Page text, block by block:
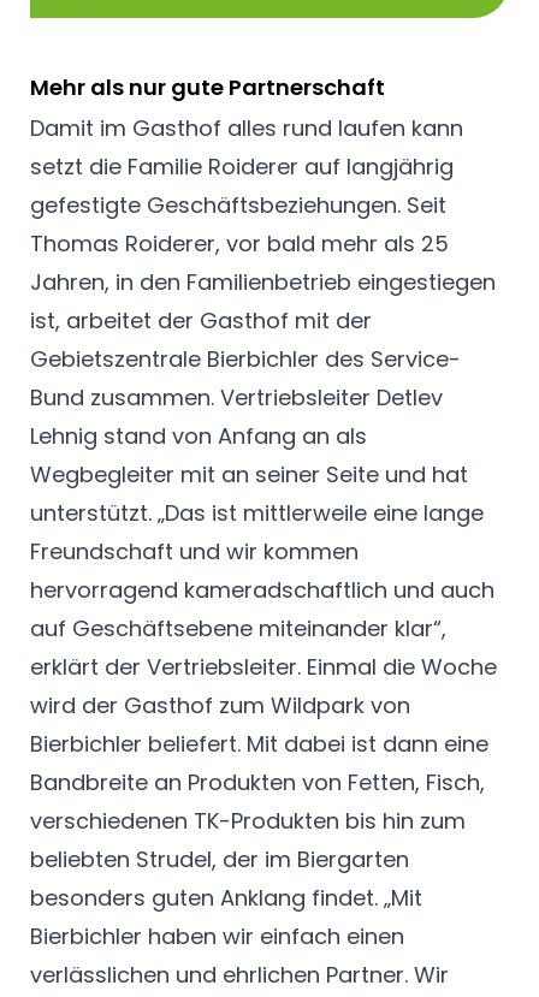
Mehr als nur gute Partnerschaft
Damit im Gasthof alles rund laufen kann
setzt die Familie Roiderer auf langjährig
gefestigte Geschäftsbeziehungen. Seit
Thomas Roiderer, vor bald mehr als 25
Jahren, in den Familienbetrieb eingestiegen
ist, arbeitet der Gasthof mit der
Gebietszentrale Bierbichler des Service-
Bund zusammen. Vertriebsleiter Detlev
Lehnig stand von Anfang an als
Wegbegleiter mit an seiner Seite und hat
unterstützt. „Das ist mittlerweile eine lange
Freundschaft und wir kommen
hervorragend kameradschaftlich und auch
auf Geschäftsebene miteinander klar“,
erklärt der Vertriebsleiter. Einmal die Woche
wird der Gasthof zum Wildpark von
Bierbichler beliefert. Mit dabei ist dann eine
Bandbreite an Produkten von Fetten, Fisch,
verschiedenen TK-Produkten bis hin zum
beliebten Strudel, der im Biergarten
besonders guten Anklang findet. „Mit
Bierbichler haben wir einfach einen
verlässlichen und ehrlichen Partner. Wir